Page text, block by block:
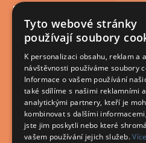
Informace
Zákaznická podpora
Můj účet
+420 572
Tyto webové stránky
používají soubory
K personalizaci obsahu, reklam a
návštěvnosti používáme soubory
Informace o vašem používání
také sdílíme s našimi reklamními a
analytickými partnery, kteří je
kombinovat s dalšími
jste jim poskytli nebo které
vašem používání jejich služeb.Více